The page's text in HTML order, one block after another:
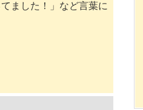
ました！」など言葉に